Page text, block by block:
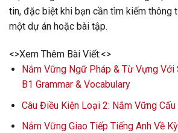
tin, đặc biệt khi bạn cần tìm kiếm thông
một dự án hoặc bài tập.
<>Xem Thêm Bài Viết:<>
Nắm Vững Ngữ Pháp & Từ Vựng Với
B1 Grammar & Vocabulary
Câu Điều Kiện Loại 2: Nắm Vững
Nắm Vững Giao Tiếp Tiếng Anh Về